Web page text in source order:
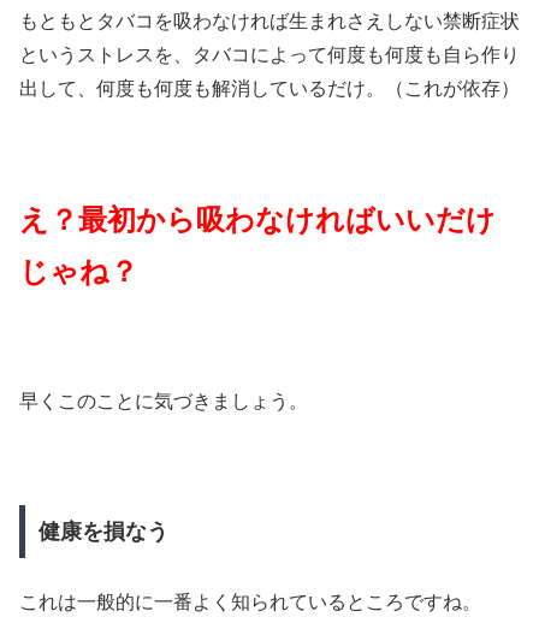
もともとタバコを吸わなければ生まれさえしない禁断症状
というストレスを、タバコによって何度も何度も自ら作り
出して、何度も何度も解消しているだけ。（これが依存）
え？最初から吸わなければいいだけ
じゃね？
早くこのことに気づきましょう。
健康を損なう
これは一般的に一番よく知られているところですね。